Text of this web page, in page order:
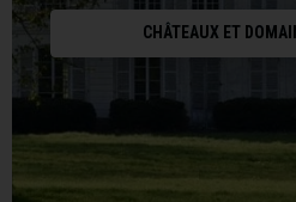
CHÂTEAUX ET